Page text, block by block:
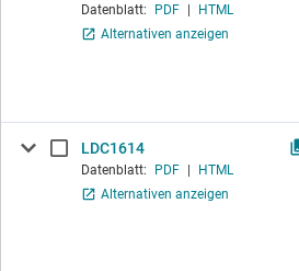
Datenblatt: PDF
HTML
Alternativen anzeigen
LDC1614
Datenblatt: PDF
HTML
Alternativen anzeigen